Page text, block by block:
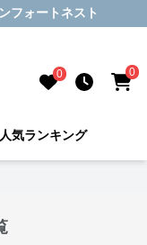
フォートネスト
0 0
人気ランキング